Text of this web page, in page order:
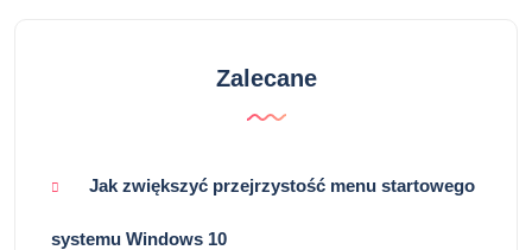
Zalecane
Jak zwiększyć przejrzystość menu startowego
systemu Windows 10